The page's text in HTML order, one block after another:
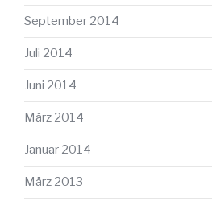
September 2014
Juli 2014
Juni 2014
März 2014
Januar 2014
März 2013